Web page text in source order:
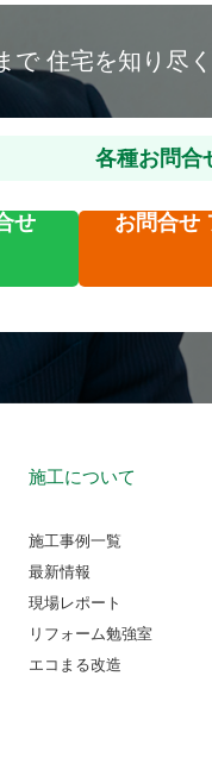
で 住宅を知り尽
各種お問合
せ お問合せ
施工について
施工事例一覧
最新情報
現場レポート
リフォーム勉強室
エコまる改造